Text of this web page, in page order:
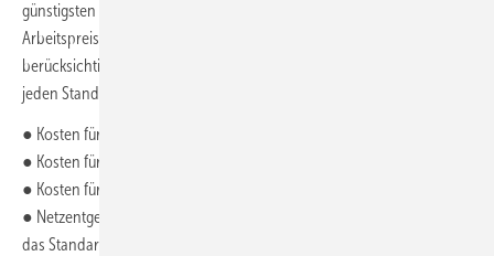
günstigsten drei Angebote ein. Daraus wird ein „effektiver
Arbeitspreis“ errechnet, der alle Grundpreise inklusive der Messstelle
berücksichtig. Um die vier gängigsten Situationen abzubilden, wird für
jeden Standort ermittelt:
● Kosten für den Erdgasbezug für 20 000 kWh/a
● Kosten für Haushaltsstrom für 9700 kWh/a und für 3500 kWh/a
● Kosten für Wärmepumpenstrom für 6200 kWh/a
● Netzentgelt-Arbeitspreise der zuständigen Strom-Netzbetreiber für
das Standardlastprofil und für steuerbare Verbrauchseinrichtungen